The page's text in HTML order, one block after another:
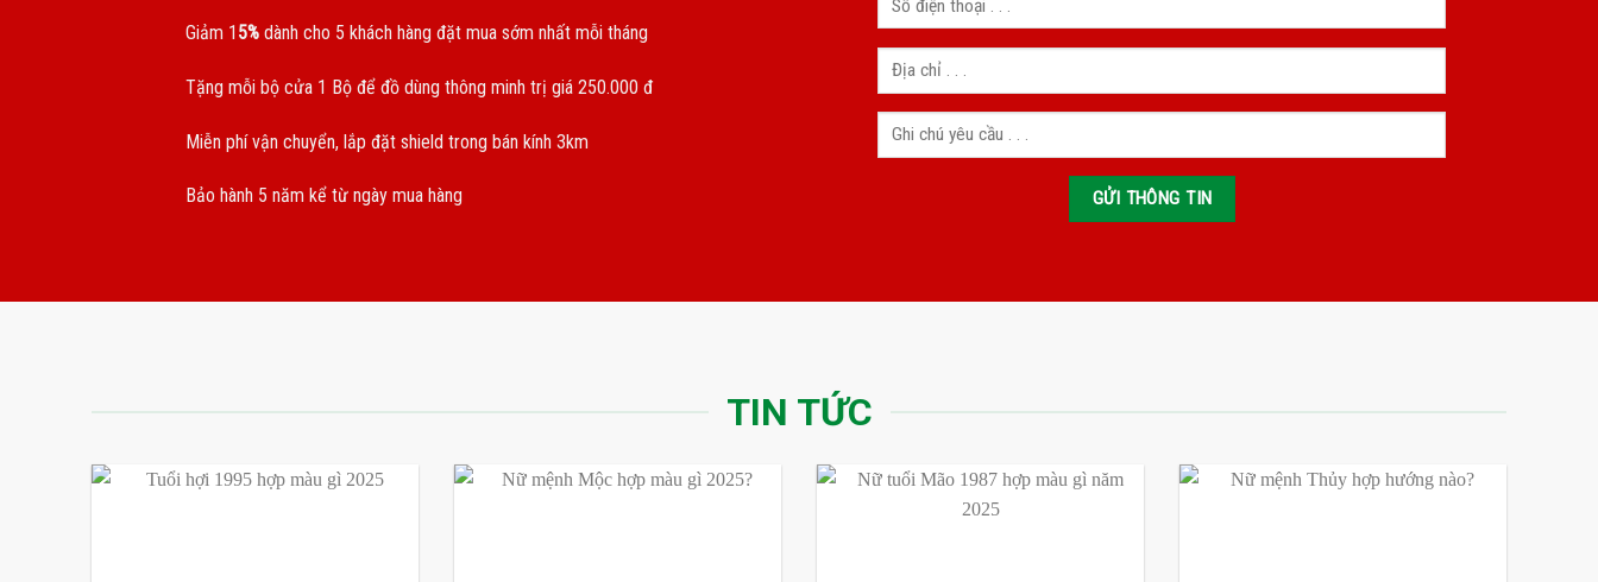
Giảm 15%dành cho 5 khách hàng đặt mua sớm nhất mỗi tháng
Tặng mỗi bộ cửa 1 Bộ để đồ dùng thông minh trị giá 250.000 đ
Miễn phí vận chuyển, lắp đặt shield trong bán kính 3km
Bảo hành 5 năm kể từ ngày mua hàng
TIN TỨC